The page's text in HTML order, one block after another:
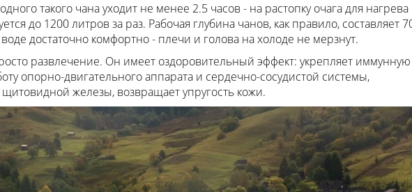
такого чана уходит не менее 2.5 часов - на растопку очага для нагрева
до 1200 литров за раз. Рабочая глубина чанов, как правило, составляет
достаточно комфортно - плечи и голова на холоде не мерзнут.
развлечение. Он имеет оздоровительный эффект: укрепляет иммунную
опорно-двигательного аппарата и сердечно-сосудистой системы,
железы, возвращает упругость кожи.